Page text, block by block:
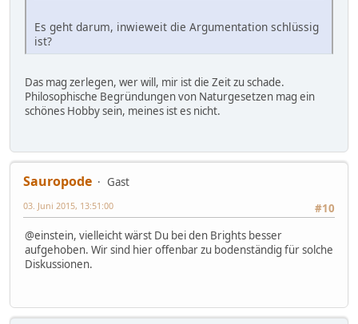
Es geht darum, inwieweit die Argumentation schlüssig
ist?
Das mag zerlegen, wer will, mir ist die Zeit zu schade.
Philosophische Begründungen von Naturgesetzen mag ein
schönes Hobby sein, meines ist es nicht.
Sauropode
Gast
#10
03. Juni 2015, 13:51:00
@einstein, vielleicht wärst Du bei den Brights besser
aufgehoben. Wir sind hier offenbar zu bodenständig für solche
Diskussionen.